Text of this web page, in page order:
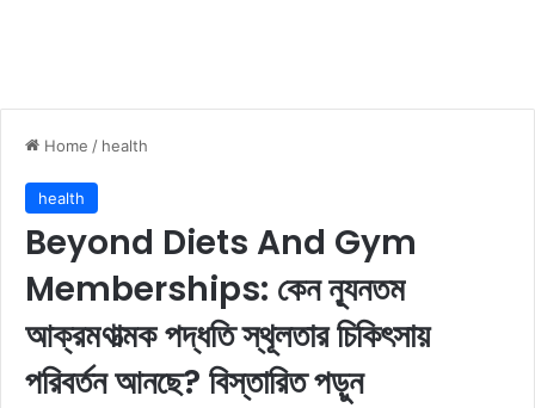
Home / health
health
Beyond Diets And Gym
Memberships: কেন ন্যূনতম
আক্রমণাত্মক পদ্ধতি স্থূলতার চিকিৎসায়
পরিবর্তন আনছে? বিস্তারিত পড়ুন